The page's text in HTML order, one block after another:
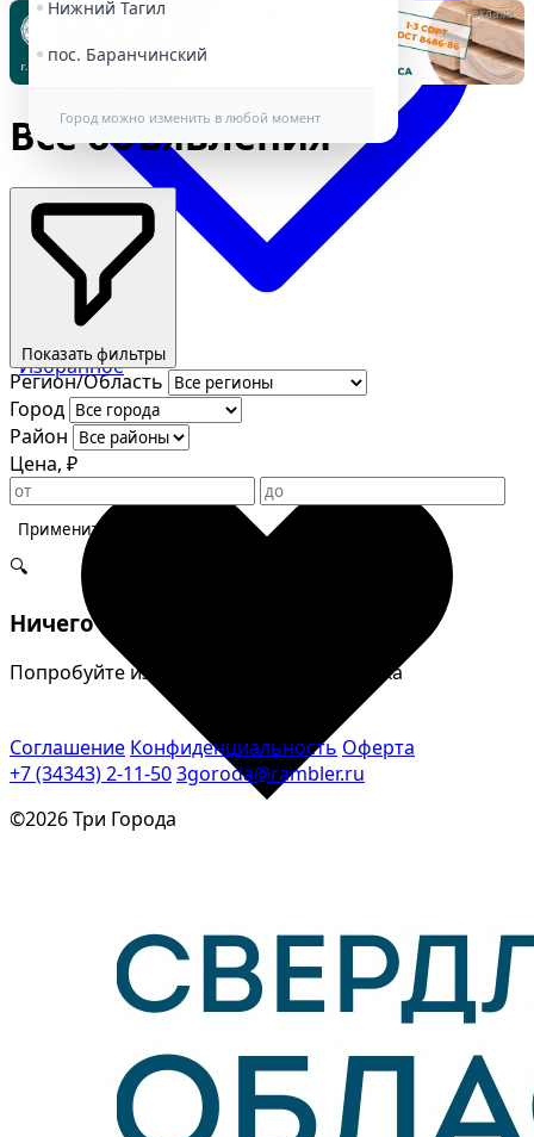
Нижний Тагил
пос. Баранчинский
Город можно изменить в любой момент
Избранное
Сохраняйте интересные объявления, чтобы быстро
вернуться к ним позже.
Реклама
Все объявления
Регион/Область
Город
Район
Цена, ₽
Применить фильтры
🔍
Ничего не найдено
Попробуйте изменить параметры поиска
Показать фильтры
Соглашение Конфиденциальность Оферта
+7 (34343) 2-11-503goroda@rambler.ru
©2026 Три Города